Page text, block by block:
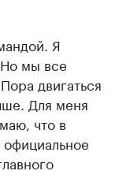
Я
мы все
двигаться
Для меня
что в